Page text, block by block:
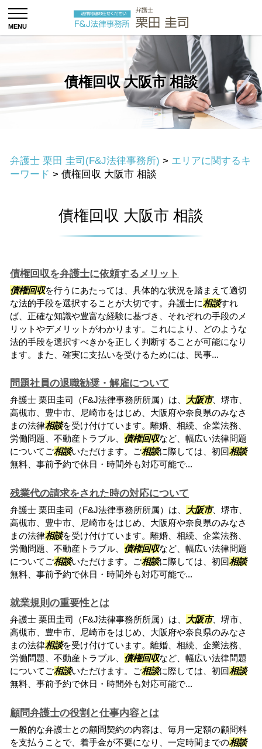
債権回収 大阪市 相談
弁護士 栗田 圭司(F&J法律事務所) > エリアに関するキ
ーワード > 債権回収 大阪市 相談
債権回収 大阪市 相談
債権回収を弁護士に依頼するメリット
債権回収を行うにあたっては、具体的な状況を踏まえて適切
な法的手段を選択することが大切です。弁護士に相談すれ
ば、正確な知識や豊富な経験に基づき、それぞれの手段のメ
リットやデメリットがわかります。これにより、どのような
法的手段を選択すべきかを正しく判断することが可能になり
ます。また、確実に支払いを受けるためには、民事...
問題社員の退職勧奨・解雇について
弁護士 栗田圭司（F&J法律事務所所属）は、 大阪市、堺市、
高槻市、豊中市、尼崎市をはじめ、大阪府や奈良県のみなさ
まの法律相談を受け付けています。離婚、相続、企業法務、
労働問題、不動産トラブル、 債権回収など、幅広い法律問題
についてご相談いただけます。ご相談に際しては、初回相談
無料、事前予約で休日・時間外も対応可能で...
残業代の請求をされた時の対応について
弁護士 栗田圭司（F&J法律事務所所属）は、 大阪市、堺市、
高槻市、豊中市、尼崎市をはじめ、大阪府や奈良県のみなさ
まの法律相談を受け付けています。離婚、相続、企業法務、
労働問題、不動産トラブル、 債権回収など、幅広い法律問題
についてご相談いただけます。ご相談に際しては、初回相談
無料、事前予約で休日・時間外も対応可能で...
就業規則の重要性とは
弁護士 栗田圭司（F&J法律事務所所属）は、 大阪市、堺市、
高槻市、豊中市、尼崎市をはじめ、大阪府や奈良県のみなさ
まの法律相談を受け付けています。離婚、相続、企業法務、
労働問題、不動産トラブル、 債権回収など、幅広い法律問題
についてご相談いただけます。ご相談に際しては、初回相談
無料、事前予約で休日・時間外も対応可能で...
顧問弁護士の役割と仕事内容とは
一般的な弁護士との顧問契約の内容は、毎月一定額の顧問料
を支払うことで、着手金が不要になり、一定時間までの相談